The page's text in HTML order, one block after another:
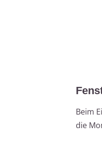
Beim
die